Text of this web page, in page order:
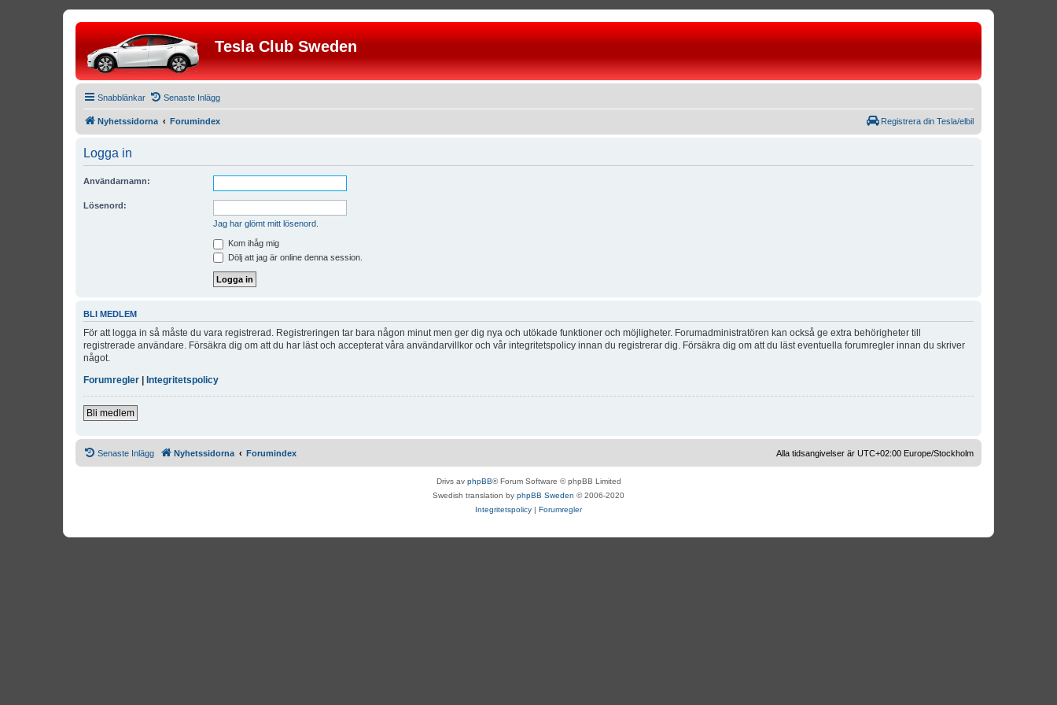
Tesla Club Sweden
Snabblänkar Senaste Inlägg
Nyhetssidorna Forumindex Registrera din Tesla/elbil
Logga in
Användarnamn:
Lösenord:
Jag har glömt mitt lösenord.
Kom ihåg mig
Dölj att jag är online denna session.
BLI MEDLEM
För att logga in så måste du vara registrerad. Registreringen tar bara någon minut men ger dig nya och utökade funktioner och möjligheter. Forumadministratören kan också ge extra behörigheter till
registrerade användare. Försäkra dig om att du har läst och accepterat våra användarvillkor och vår integritetspolicy innan du registrerar dig. Försäkra dig om att du läst eventuella forumregler innan du skriver
något.
Forumregler | Integritetspolicy
Bli medlem
Senaste Inlägg Nyhetssidorna Forumindex Alla tidsangivelser är UTC+02:00 Europe/Stockholm
Drivs av phpBB® Forum Software © phpBB Limited
Swedish translation by phpBB Sweden © 2006-2020
Integritetspolicy | Forumregler